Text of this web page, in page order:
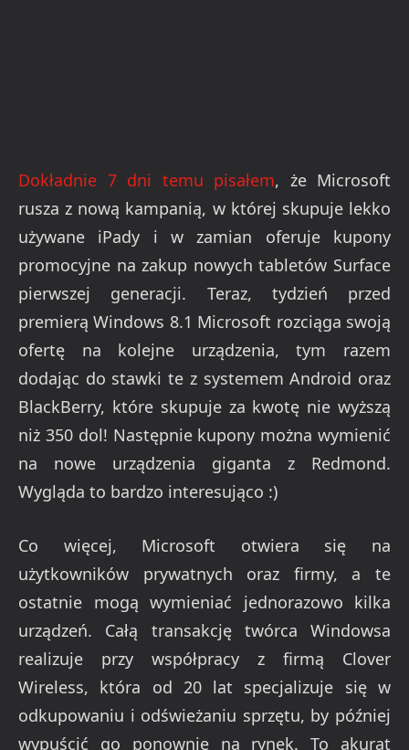
Dokładnie 7 dni temu pisałem, że Microsoft
rusza z nową kampanią, w której skupuje lekko
używane iPady i w zamian oferuje kupony
promocyjne na zakup nowych tabletów Surface
pierwszej generacji. Teraz, tydzień przed
premierą Windows 8.1 Microsoft rozciąga swoją
ofertę na kolejne urządzenia, tym razem
dodając do stawki te z systemem Android oraz
BlackBerry, które skupuje za kwotę nie wyższą
niż 350 dol! Następnie kupony można wymienić
na nowe urządzenia giganta z Redmond.
Wygląda to bardzo interesująco :)
Co więcej, Microsoft otwiera się na
użytkowników prywatnych oraz firmy, a te
ostatnie mogą wymieniać jednorazowo kilka
urządzeń. Całą transakcję twórca Windowsa
realizuje przy współpracy z firmą Clover
Wireless, która od 20 lat specjalizuje się w
odkupowaniu i odświeżaniu sprzętu, by później
wypuścić go ponownie na rynek. To akurat